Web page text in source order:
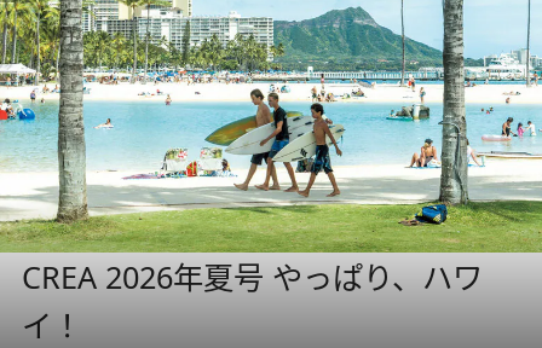
CREA 2026年夏号 やっぱり、ハワ
イ！